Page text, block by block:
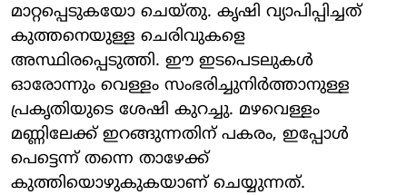
മാറ്റപ്പെടുകയോ ചെയ്തു. കൃഷി വ്യാപിപ്പിച്ചത്
കുത്തനെയുള്ള ചെരിവുകളെ
അസ്ഥിരപ്പെടുത്തി. ഈ ഇടപെടലുകൾ
ഓരോന്നും വെള്ളം സംഭരിച്ചുനിർത്താനുള്ള
പ്രകൃതിയുടെ ശേഷി കുറച്ചു. മഴവെള്ളം
മണ്ണിലേക്ക് ഇറങ്ങുന്നതിന് പകരം, ഇപ്പോൾ
പെട്ടെന്ന് തന്നെ താഴേക്ക്
കുത്തിയൊഴുകുകയാണ് ചെയ്യുന്നത്.